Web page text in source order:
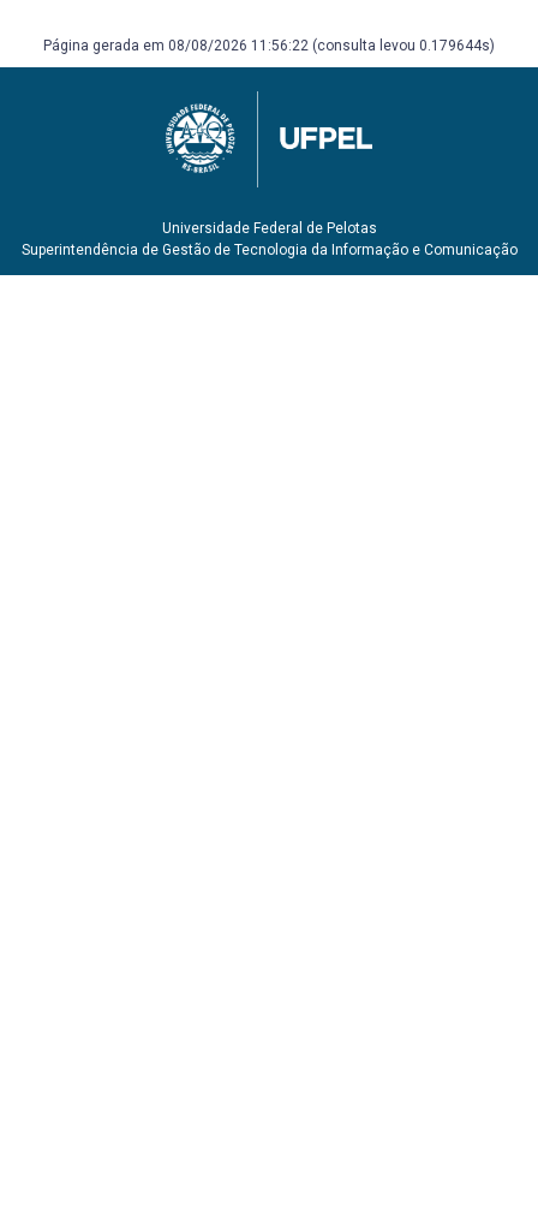
Página gerada em 08/08/2026 11:56:22 (consulta levou 0.179644s)
Universidade Federal de Pelotas
Superintendência de Gestão de Tecnologia da Informação e Comunicação